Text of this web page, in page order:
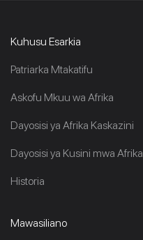
Kuhusu Esarkia
Patriarka Mtakatifu
Askofu Mkuu wa Afrika
Dayosisi ya Afrika Kaskazini
Dayosisi ya Kusini mwa Afrika
Historia
Mawasiliano